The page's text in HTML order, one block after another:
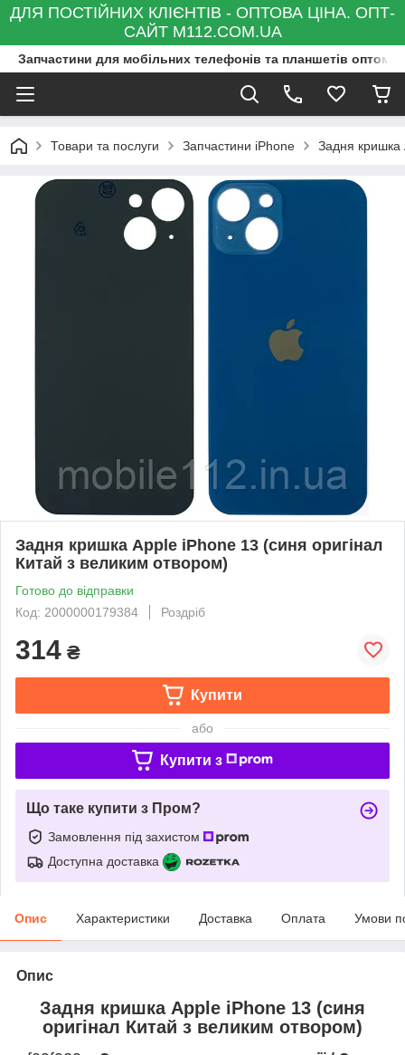
ДЛЯ ПОСТІЙНИХ КЛІЄНТІВ - ОПТОВА ЦІНА. ОПТ-
САЙТ M112.COM.UA
Запчастини для мобільних телефонів та планшетів оптом
Товари та послуги Запчастини iPhone Задня кришка
Задня кришка Apple iPhone 13 (синя оригінал
Китай з великим отвором)
Готово до відправки
Код: 2000000179384
Роздріб
314 ₴
Купити
або
Купити з
Що таке купити з Пром?
Замовлення під захистом
Доступна доставка
Опис Характеристики Доставка Оплата Умови
Опис
Задня кришка Apple iPhone 13 (синя
оригінал Китай з великим отвором)